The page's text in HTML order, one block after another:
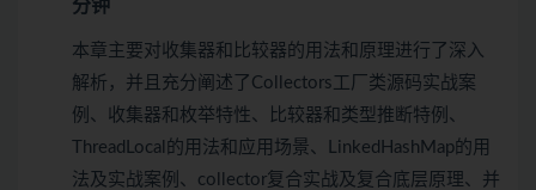
分钟
本章主要对收集器和比较器的用法和原理进行了深入
解析，并且充分阐述了Collectors工厂类源码实战案
例、收集器和枚举特性、比较器和类型推断特例、
ThreadLocal的用法和应用场景、LinkedHashMap的用
法及实战案例、collector复合实战及复合底层原理、并